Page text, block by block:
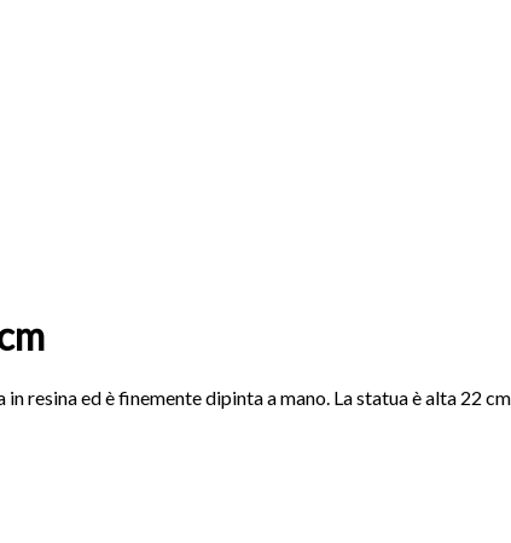
resina ed è finemente dipinta a mano. La statua è alta 22